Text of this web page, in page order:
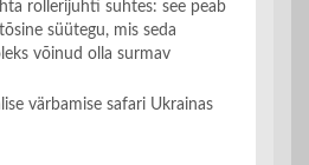
rollerijuhti suhtes: see peab
süütegu, mis seda
võinud olla surmav
värbamise safari Ukrainas